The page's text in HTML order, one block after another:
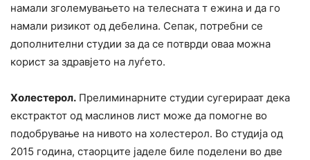
намали зголемувањето на телеcната т ежина и да го
намали pизикот од дебелина. Сепак, потребни се
дополнителни стyдии за да се потврди оваа можна
коpист за здравјето на луѓето.
Холестерол. Прелиминарните студии сугерираат дека
екстрактот од маслинов лист може да помогне во
подобрување на нивото на холестерол. Во студија од
2015 година, стаоpците јаделе биле поделени во две